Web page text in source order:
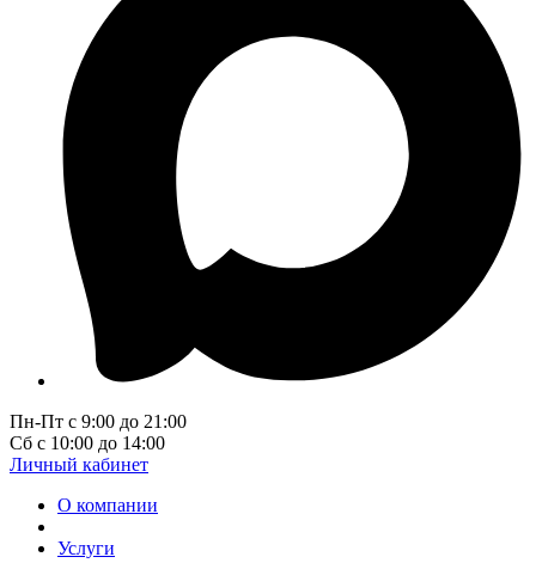
Пн-Пт с 9:00 до 21:00
Сб с 10:00 до 14:00
Личный кабинет
О компании
Услуги